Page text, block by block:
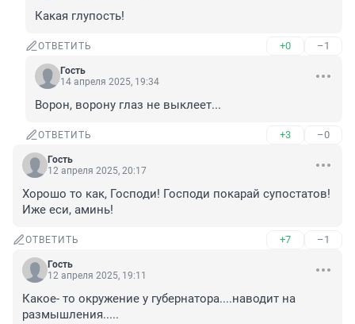
Какая глупость!
ОТВЕТИТЬ +0 –1
Гость
14 апреля 2025, 19:34
Ворон, ворону глаз не выклеет...
ОТВЕТИТЬ +3 –0
Гость
12 апреля 2025, 20:17
Хорошо то как, Господи! Господи покарай супостатов!
Иже еси, аминь!
ОТВЕТИТЬ +7 –1
Гость
12 апреля 2025, 19:11
Какое- то окружение у губернатора....наводит на
размышления.....